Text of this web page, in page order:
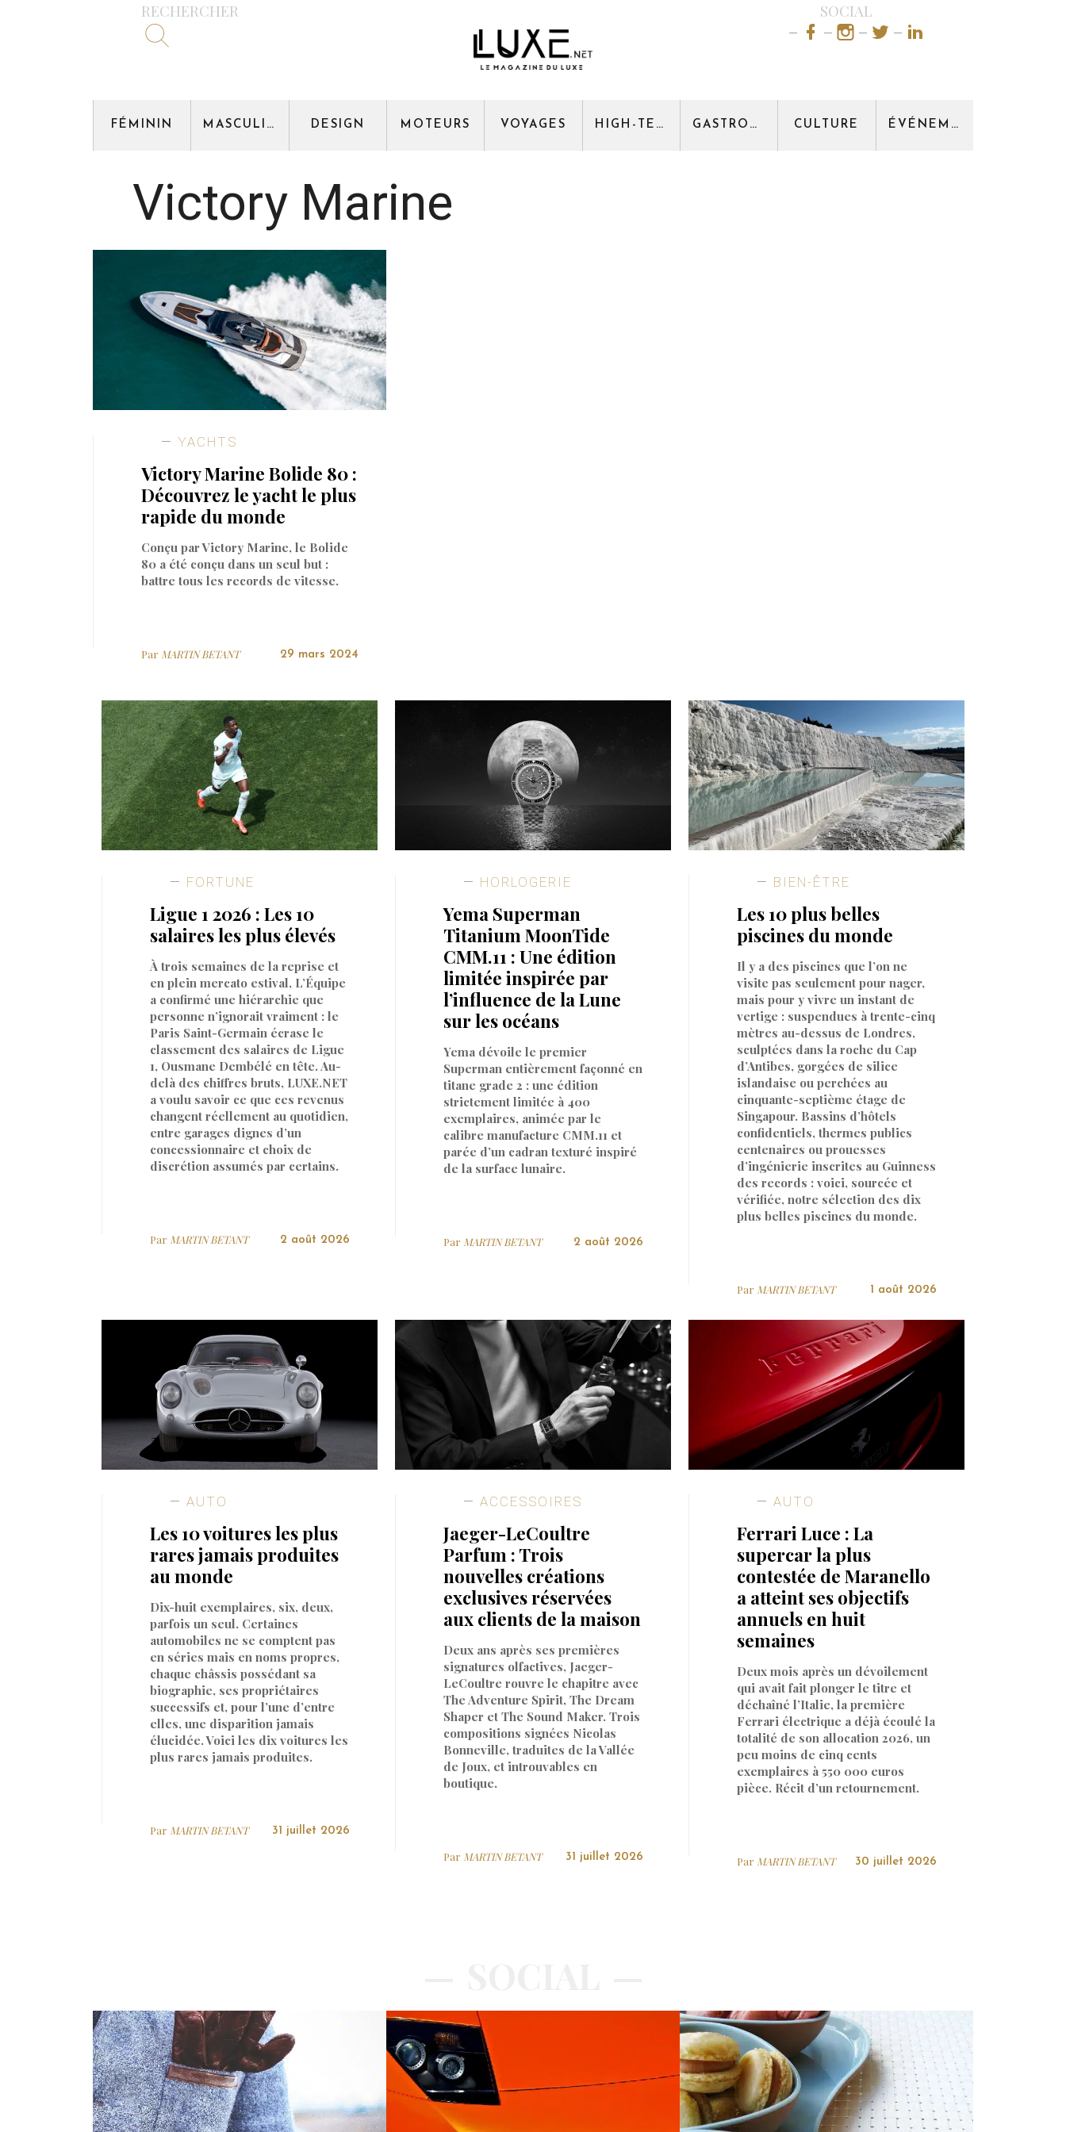
RECHERCHER SOCIAL
FÉMININ MASCULIN DESIGN MOTEURS VOYAGES HIGH-TECH GASTRONOMIE CULTURE ÉVÉNEMENT
Victory Marine
YACHTS
Victory Marine Bolide 80 :
Découvrez le yacht le plus
rapide du monde
Conçu par Victory Marine, le Bolide
80 a été conçu dans un seul but :
battre tous les records de vitesse.
Par MARTIN BETANT 29 mars 2024
FORTUNE
Ligue 1 2026 : Les 10
salaires les plus élevés
À trois semaines de la reprise et
en plein mercato estival, L’Équipe
a confirmé une hiérarchie que
personne n’ignorait vraiment : le
Paris Saint-Germain écrase le
classement des salaires de Ligue
1, Ousmane Dembélé en tête. Au-
delà des chiffres bruts, LUXE.NET
a voulu savoir ce que ces revenus
changent réellement au quotidien,
entre garages dignes d’un
concessionnaire et choix de
discrétion assumés par certains.
Par MARTIN BETANT 2 août 2026
HORLOGERIE
Yema Superman
Titanium MoonTide
CMM.11 : Une édition
limitée inspirée par
l’influence de la Lune
sur les océans
Yema dévoile le premier
Superman entièrement façonné en
titane grade 2 : une édition
strictement limitée à 400
exemplaires, animée par le
calibre manufacture CMM.11 et
parée d’un cadran texturé inspiré
de la surface lunaire.
Par MARTIN BETANT 2 août 2026
BIEN-ÊTRE
Les 10 plus belles
piscines du monde
Il y a des piscines que l’on ne
visite pas seulement pour nager,
mais pour y vivre un instant de
vertige : suspendues à trente-cinq
mètres au-dessus de Londres,
sculptées dans la roche du Cap
d’Antibes, gorgées de silice
islandaise ou perchées au
cinquante-septième étage de
Singapour. Bassins d’hôtels
confidentiels, thermes publics
centenaires ou prouesses
d’ingénierie inscrites au Guinness
des records : voici, sourcée et
vérifiée, notre sélection des dix
plus belles piscines du monde.
Par MARTIN BETANT 1 août 2026
AUTO
Les 10 voitures les plus
rares jamais produites
au monde
Dix-huit exemplaires, six, deux,
parfois un seul. Certaines
automobiles ne se comptent pas
en séries mais en noms propres,
chaque châssis possédant sa
biographie, ses propriétaires
successifs et, pour l’une d’entre
elles, une disparition jamais
élucidée. Voici les dix voitures les
plus rares jamais produites.
Par MARTIN BETANT 31 juillet 2026
ACCESSOIRES
Jaeger-LeCoultre
Parfum : Trois
nouvelles créations
exclusives réservées
aux clients de la maison
Deux ans après ses premières
signatures olfactives, Jaeger-
LeCoultre rouvre le chapitre avec
The Adventure Spirit, The Dream
Shaper et The Sound Maker. Trois
compositions signées Nicolas
Bonneville, traduites de la Vallée
de Joux, et introuvables en
boutique.
Par MARTIN BETANT 31 juillet 2026
AUTO
Ferrari Luce : La
supercar la plus
contestée de Maranello
a atteint ses objectifs
annuels en huit
semaines
Deux mois après un dévoilement
qui avait fait plonger le titre et
déchaîné l’Italie, la première
Ferrari électrique a déjà écoulé la
totalité de son allocation 2026, un
peu moins de cinq cents
exemplaires à 550 000 euros
pièce. Récit d’un retournement.
Par MARTIN BETANT 30 juillet 2026